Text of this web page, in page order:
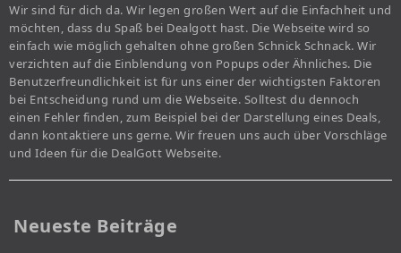
Wir sind für dich da. Wir legen großen Wert auf die Einfachheit und
möchten, dass du Spaß bei Dealgott hast. Die Webseite wird so
einfach wie möglich gehalten ohne großen Schnick Schnack. Wir
verzichten auf die Einblendung von Popups oder Ähnliches. Die
Benutzerfreundlichkeit ist für uns einer der wichtigsten Faktoren
bei Entscheidung rund um die Webseite. Solltest du dennoch
einen Fehler finden, zum Beispiel bei der Darstellung eines Deals,
dann kontaktiere uns gerne. Wir freuen uns auch über Vorschläge
und Ideen für die DealGott Webseite.
Neueste Beiträge